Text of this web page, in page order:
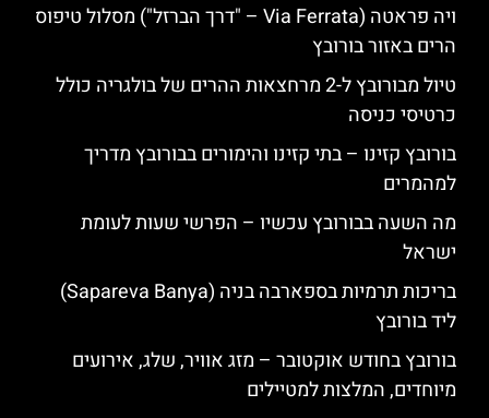
ויה פראטה (Via Ferrata – "דרך הברזל") מסלול טיפוס
הרים באזור בורובץ
טיול מבורובץ ל-2 מרחצאות ההרים של בולגריה כולל
כרטיסי כניסה
בורובץ קזינו – בתי קזינו והימורים בבורובץ מדריך
למהמרים
מה השעה בבורובץ עכשיו – הפרשי שעות לעומת
ישראל
בריכות תרמיות בספארבה בניה (Sapareva Banya)
ליד בורובץ
בורובץ בחודש אוקטובר – מזג אוויר, שלג, אירועים
מיוחדים, המלצות למטיילים